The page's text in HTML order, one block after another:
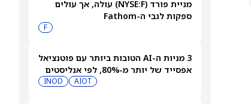
מניית פורד (NYSE:F) עולה, אך עולים
ספקות לגבי ה-Fathom
F
3 מניות ה-AI הטובות ביותר עם פוטנציאל
אפסייד של יותר מ-80%, לפי אנליסטים
AIOT
INOD